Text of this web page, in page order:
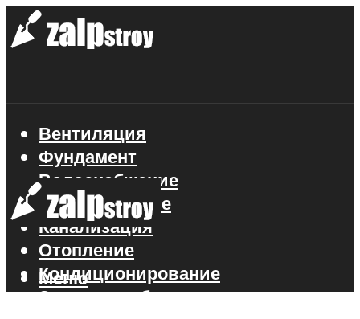
Вентиляция
Фундамент
Водоснабжение
Газоснабжение
Канализация
Отопление
Кондиционирование
Электроснабжение
Меню